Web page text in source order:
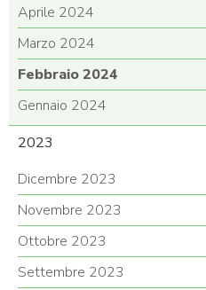
Aprile 2024
Marzo 2024
Febbraio 2024
Gennaio 2024
2023
Dicembre 2023
Novembre 2023
Ottobre 2023
Settembre 2023